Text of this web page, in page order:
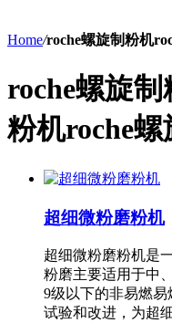
Home/roche螺旋制粉机
roche螺旋制
粉机roche
超细微粉磨粉机
超细微粉磨粉机是
粉磨主要适用于中
9级以下的非易燃
试验和改进，为超